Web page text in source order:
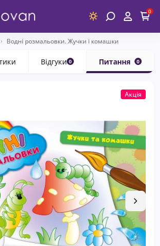
0
Водні розмальовки. Жучки і комашки
Відгуки 0 Питання 0
Акція